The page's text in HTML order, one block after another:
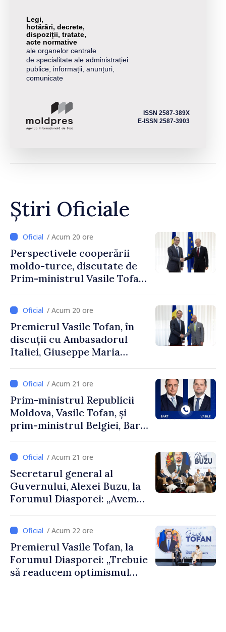
Legi,
hotărâri, decrete,
dispoziții, tratate,
acte normative
ale organelor centrale
de specialitate ale administrației
publice, informații, anunțuri,
comunicate
ISSN 2587-389X
E-ISSN 2587-3903
Știri Oficiale
/ Acum 20 ore
Perspectivele cooperării
moldo-turce, discutate de
Prim-ministrul Vasile Tofan
Uygar Mustafa Sertel
/ Acum 20 ore
Premierul Vasile Tofan, în
discuții cu Ambasadorul
Italiei, Giuseppe Maria
/ Acum 21 ore
Prim-ministrul Republicii
Moldova, Vasile Tofan, și
prim-ministrul Belgiei, Bart
despre parcursul european
al Republicii Moldova.
/ Acum 21 ore
Secretarul general al
Guvernului, Alexei Buzu, la
Forumul Diasporei: „Avem
dumneavoastră pentru a
construi comunități mai
puternice”
/ Acum 22 ore
Premierul Vasile Tofan, la
Forumul Diasporei: „Trebuie
să readucem optimismul